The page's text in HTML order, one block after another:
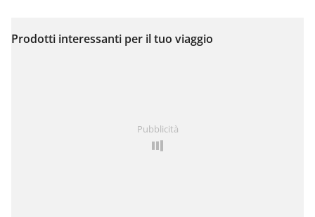
Visualizza sulla mappa
Prodotti interessanti per il tuo viaggio
Pubblicità